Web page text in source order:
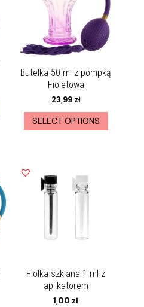
Butelka 50 ml z pompką
Fioletowa
23,99 zł
SELECT OPTIONS
Fiolka szklana 1 ml z
aplikatorem
1,00 zł